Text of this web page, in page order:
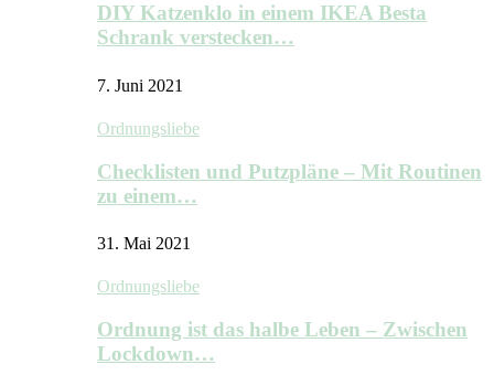
DIY Katzenklo in einem IKEA Besta
Schrank verstecken…
7. Juni 2021
Ordnungsliebe
Checklisten und Putzpläne – Mit Routinen
zu einem…
31. Mai 2021
Ordnungsliebe
Ordnung ist das halbe Leben – Zwischen
Lockdown…